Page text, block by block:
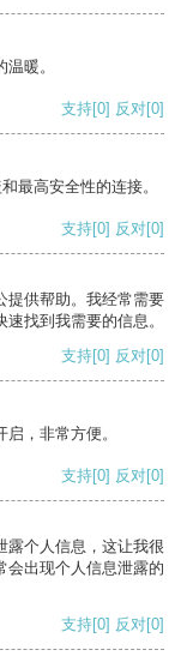
暖。
支持[0] 反对[0]
最高安全性的连接。
支持[0] 反对[0]
提供帮助。我经常需要
找到我需要的信息。
支持[0] 反对[0]
，非常方便。
支持[0] 反对[0]
露个人信息，这让我很
会出现个人信息泄露的
支持[0] 反对[0]